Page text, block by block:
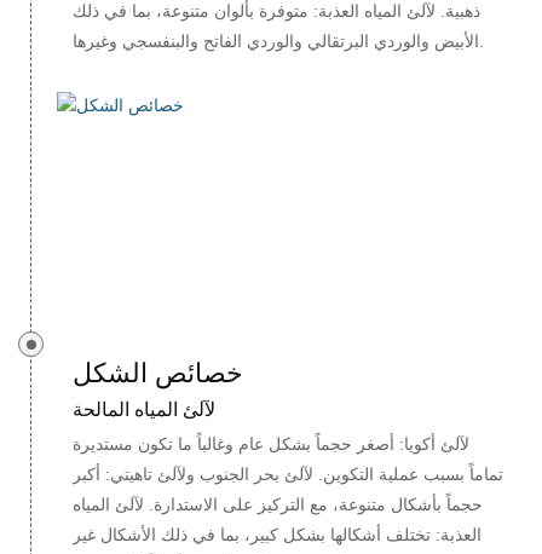
ذهبية. لآلئ المياه العذبة: متوفرة بألوان متنوعة، بما في ذلك
الأبيض والوردي البرتقالي والوردي الفاتح والبنفسجي وغيرها.
خصائص الشكل
لآلئ المياه المالحة
لآلئ أكويا: أصغر حجماً بشكل عام وغالباً ما تكون مستديرة
تماماً بسبب عملية التكوين. لآلئ بحر الجنوب ولآلئ تاهيتي: أكبر
حجماً بأشكال متنوعة، مع التركيز على الاستدارة. لآلئ المياه
العذبة: تختلف أشكالها بشكل كبير، بما في ذلك الأشكال غير